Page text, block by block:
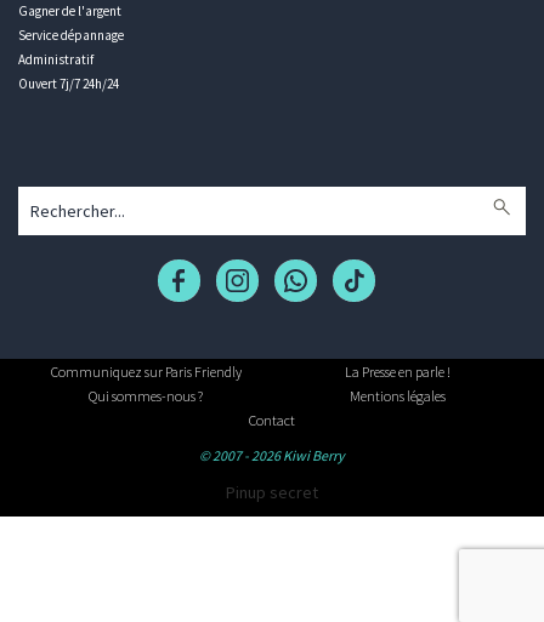
Gagner de l'argent
Service dépannage
Administratif
Ouvert 7j/7 24h/24
Communiquez sur Paris Friendly
La Presse en parle !
Qui sommes-nous ?
Mentions légales
Contact
© 2007 - 2026 Kiwi Berry
Pinup secret